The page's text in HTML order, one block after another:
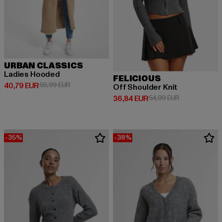
URBAN CLASSICS
Ladies Hooded
40,79 EUR
Derzeitiger Preis: 40,79 EUR
59,99 EURAktionspreis: 59,99 EUR
FELICIOUS
Off Shoulder Knit
36,84 EUR
Derzeitiger Preis: 36,84 EUR
54,99 EURAktionspreis:
-35% -38%